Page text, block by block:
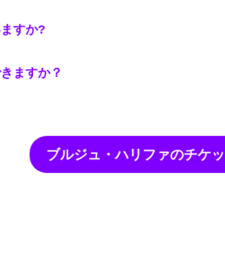
すか?
ますか？
ブルジュ・ハリファのチケ